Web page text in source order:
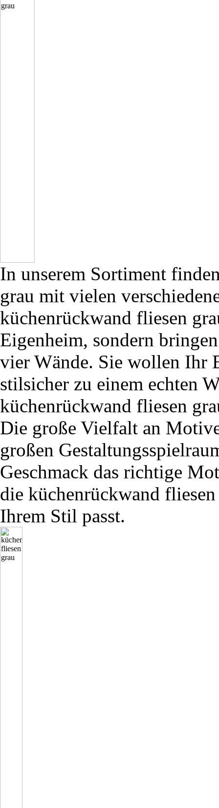
In unserem Sortiment
grau mit vielen
küchenrückwand fliesen
Eigenheim, sondern
vier Wände. Sie wollen Ihr
stilsicher zu einem echten
küchenrückwand fliesen
Die große Vielfalt an
großen
Geschmack das richtige
die küchenrückwand
Ihrem Stil passt.